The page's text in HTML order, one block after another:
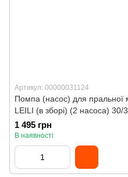
Артикул: 00000031124
Помпа (насос) для
LEILI (в зборі) (2 насоса) 30/
1 495 грн
В наявності